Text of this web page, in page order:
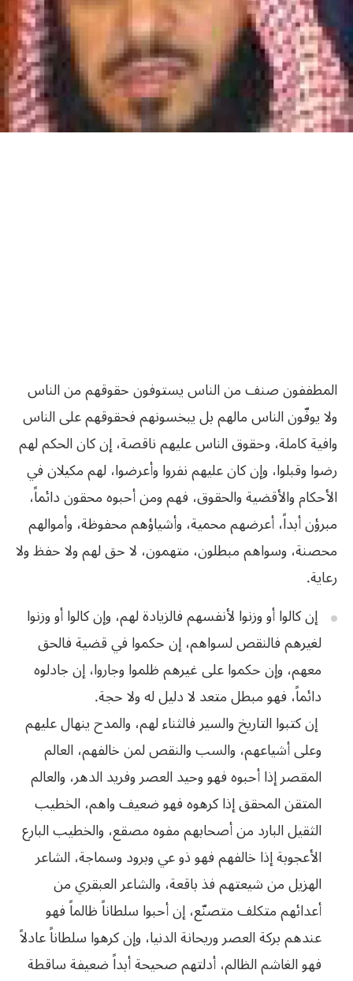
المطففون صنف من الناس يستوفون حقوقهم من الناس
ولا يوفّون الناس مالهم بل يبخسونهم فحقوقهم على الناس
وافية كاملة، وحقوق الناس عليهم ناقصة، إن كان الحكم لهم
رضوا وقبلوا، وإن كان عليهم نفروا وأعرضوا، لهم مكيلان في
‬رعاية‭.‬
إن كالوا أو وزنوا لأنفسهم فالزيادة لهم، وإن كالوا أو وزنوا
لغيرهم فالنقص لسواهم، إن حكموا في قضية فالحق
معهم، وإن حكموا على غيرهم ظلموا وجاروا، إن جادلوه
دائماً، فهو مبطل متعد لا دليل له ولا حجة.
إن كتبوا التاريخ والسير فالثناء لهم، والمدح ينهال عليهم
وعلى أشياعهم، والسب والنقص لمن خالفهم، العالم
المقصر إذا أحبوه فهو وحيد العصر وفريد الدهر، والعالم
المتقن المحقق إذا كرهوه فهو ضعيف واهم، الخطيب
الثقيل البارد من أصحابهم مفوه مصقع، والخطيب البارع
الأعجوبة إذا خالفهم فهو ذو عي وبرود وسماجة، الشاعر
الهزيل من شيعتهم فذ باقعة، والشاعر العبقري من
أعدائهم متكلف متصنّع، إن أحبوا سلطاناً ظالماً فهو
عندهم بركة العصر وريحانة الدنيا، وإن كرهوا سلطاناً عادلاً
فهو الغاشم الظالم، أدلتهم صحيحة أبداً ضعيفة ساقطة